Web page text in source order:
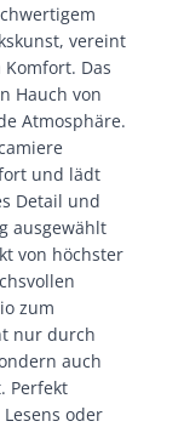
vereint
Das
Hauch von
Atmosphäre.
und lädt
Detail und
ausgewählt
von höchster
zum
nur durch
auch
Perfekt
oder